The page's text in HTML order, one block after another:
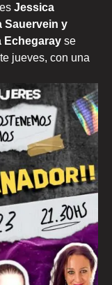
Jessica
Sauervein y
Echegaray se
jueves, con una